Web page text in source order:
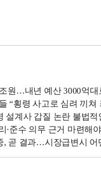
원…내년 예산 3000억대
“횡령 사고로 심려 끼
설계사 갑질 논란 불법
·준수 의무 근거 마련
, 곧 결과…시장급변시